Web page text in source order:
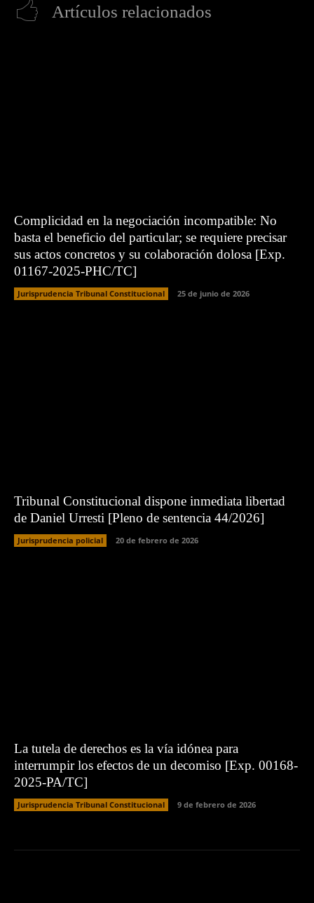
Artículos relacionados
Complicidad en la negociación incompatible: No
basta el beneficio del particular; se requiere precisar
sus actos concretos y su colaboración dolosa [Exp.
01167-2025-PHC/TC]
Jurisprudencia Tribunal Constitucional 25 de junio de 2026
Tribunal Constitucional dispone inmediata libertad
de Daniel Urresti [Pleno de sentencia 44/2026]
Jurisprudencia policial 20 de febrero de 2026
La tutela de derechos es la vía idónea para
interrumpir los efectos de un decomiso [Exp. 00168-
2025-PA/TC]
Jurisprudencia Tribunal Constitucional 9 de febrero de 2026